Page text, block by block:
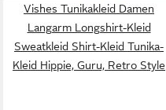
Vishes Tunikakleid Damen
Langarm Longshirt-Kleid
Sweatkleid Shirt-Kleid Tunika-
Kleid Hippie, Guru, Retro Style